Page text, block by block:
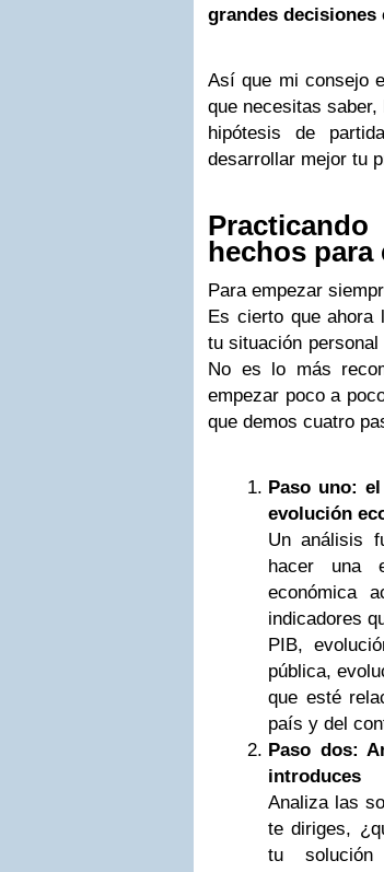
grandes
Así que mi consejo
que necesitas
hipótesis de
desarrollar mejor tu
hechos
Para empezar
Es cierto que ahora
tu situación personal
No es lo más
empezar poco a
que demos cuatro
Paso uno:
evolución
Un análisis
hacer una
económica
indicadores
PIB,
pública,
que esté
país y del
Paso dos:
introduces
Analiza las
te diriges,
tu